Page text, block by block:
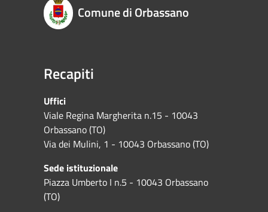
Comune di Orbassano
Recapiti
Uffici
Viale Regina Margherita n.15 - 10043
Orbassano (TO)
Via dei Mulini, 1 - 10043 Orbassano (TO)
Sede istituzionale
Piazza Umberto I n.5 - 10043 Orbassano
(TO)